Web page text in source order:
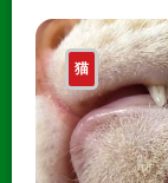
猫